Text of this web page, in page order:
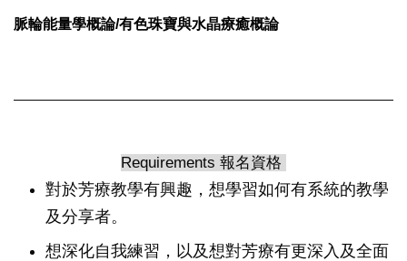
脈輪能量學概論/有色珠寶與水晶療癒概論
Requirements 報名資格
對於芳療教學有興趣，想學習如何有系統的教學
及分享者。
想深化自我練習，以及想對芳療有更深入及全面